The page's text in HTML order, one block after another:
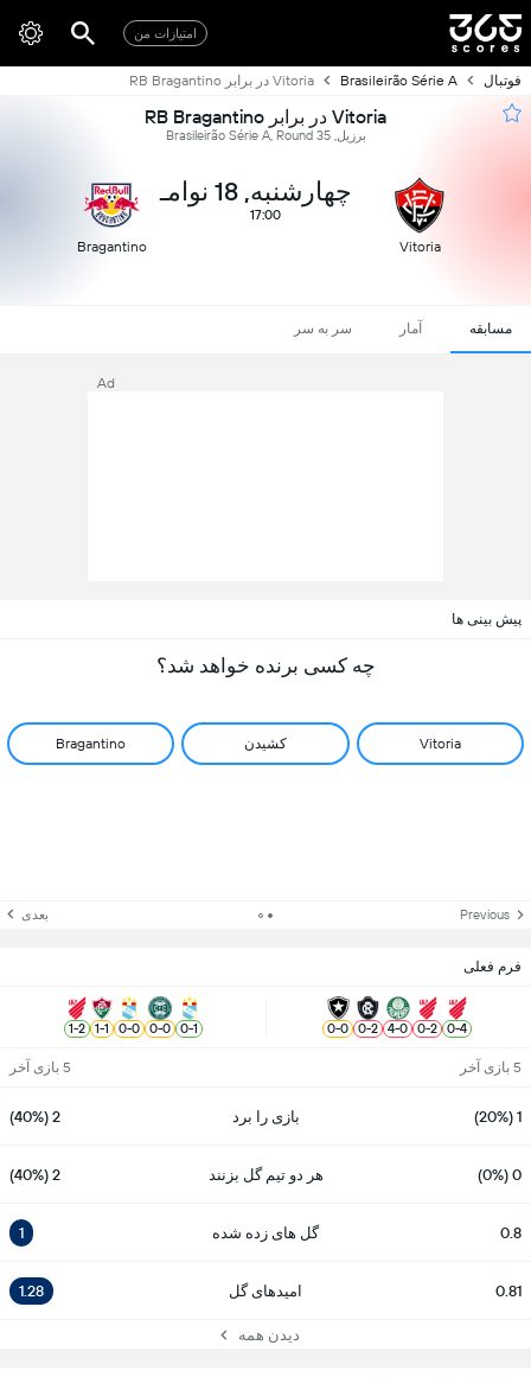
امتیازات من
فوتبال Brasileirão Série A Vitoria در برابر RB Bragantino
Vitoria در برابر RB Bragantino
برزیل, Brasileirão Série A, Round 35
Vitoria
چهارشنبه, 18 نوامـ
17:00
Bragantino
مسابقه آمار سر به سر
Ad
پیش بینی ها
چه کسی برنده خواهد شد؟
Vitoria کشیدن Bragantino
Previous بعدی
فرم فعلی
4
-
0
2
-
0
0
-
4
2
-
0
0
-
0
1
-
0
0
-
0
0
-
0
1
-
1
2
-
1
5 بازی آخر 5 بازی آخر
1 (20%) بازی را برد 2 (40%)
0 (0%) هر دو تیم گل بزنند 2 (40%)
0.8 گل های زده شده 1
0.81 امیدهای گل 1.28
دیدن همه